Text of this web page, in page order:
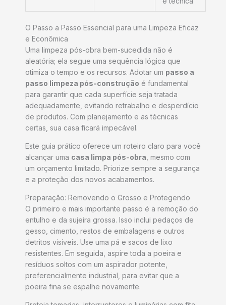
O Passo a Passo Essencial para uma Limpeza Eficaz
e Econômica
Uma limpeza pós-obra bem-sucedida não é
aleatória; ela segue uma sequência lógica que
otimiza o tempo e os recursos. Adotar um passo a
passo limpeza pós-construção é fundamental
para garantir que cada superfície seja tratada
adequadamente, evitando retrabalho e desperdício
de produtos. Com planejamento e as técnicas
certas, sua casa ficará impecável.
Este guia prático oferece um roteiro claro para você
alcançar uma casa limpa pós-obra, mesmo com
um orçamento limitado. Priorize sempre a segurança
e a proteção dos novos acabamentos.
Preparação: Removendo o Grosso e Protegendo
O primeiro e mais importante passo é a remoção do
entulho e da sujeira grossa. Isso inclui pedaços de
gesso, cimento, restos de embalagens e outros
detritos visíveis. Use uma pá e sacos de lixo
resistentes. Em seguida, aspire toda a poeira e
resíduos soltos com um aspirador potente,
preferencialmente industrial, para evitar que a
poeira fina se espalhe novamente.